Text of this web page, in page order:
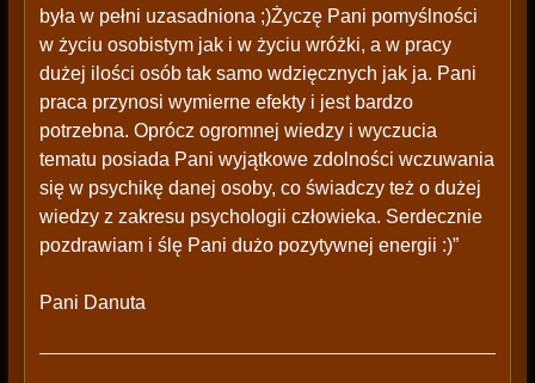
była w pełni uzasadniona ;)Życzę Pani pomyślności
w życiu osobistym jak i w życiu wróżki, a w pracy
dużej ilości osób tak samo wdzięcznych jak ja. Pani
praca przynosi wymierne efekty i jest bardzo
potrzebna. Oprócz ogromnej wiedzy i wyczucia
tematu posiada Pani wyjątkowe zdolności wczuwania
się w psychikę danej osoby, co świadczy też o dużej
wiedzy z zakresu psychologii człowieka. Serdecznie
pozdrawiam i ślę Pani dużo pozytywnej energii :)”
Pani Danuta